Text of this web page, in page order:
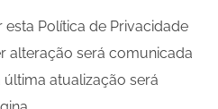
Política de Privacidade
alteração será comunicada
última atualização será